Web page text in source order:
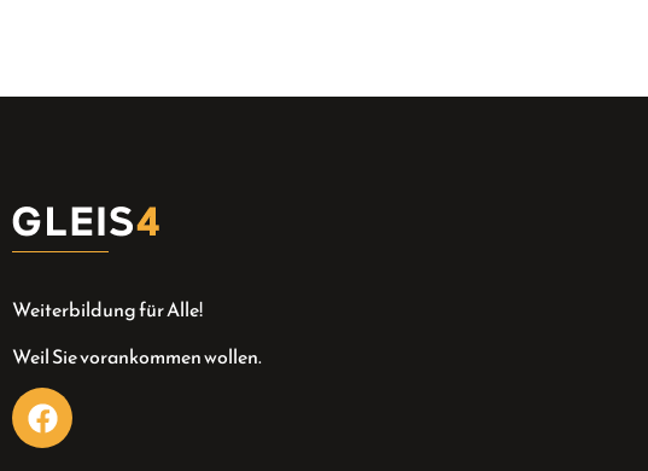
Weiterbildung für Alle!
Weil Sie vorankommen wollen.